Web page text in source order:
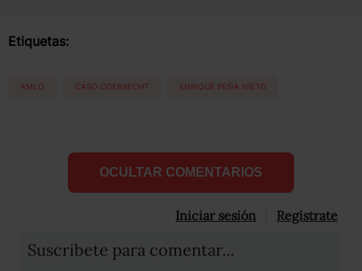
Etiquetas:
AMLO CASO ODEBRECHT ENRIQUE PEÑA NIETO
OCULTAR COMENTARIOS
Iniciar sesión Registrate
Suscribete para comentar...